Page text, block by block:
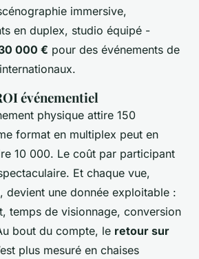
immersive,
en duplex, studio équipé -
000 € pour des événements de
événementiel
physique attire 150
format en multiplex peut en
10 000. Le coût par participant
Et chaque vue,
devient une donnée exploitable :
temps de visionnage, conversion
bout du compte, le retour sur
plus mesuré en chaises